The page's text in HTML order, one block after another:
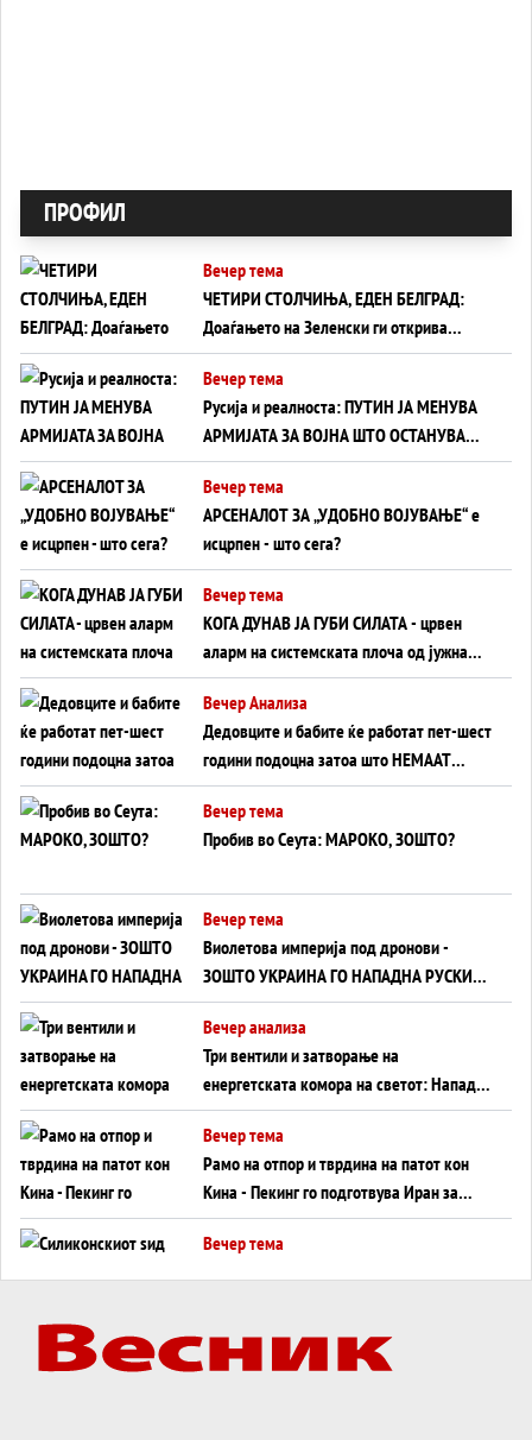
ПРОФИЛ
Вечер тема
ЧЕТИРИ СТОЛЧИЊА, ЕДЕН БЕЛГРАД:
Доаѓањето на Зеленски ги открива
тајните на политиката на балансирање
на Вучиќ
Вечер тема
Русија и реалноста: ПУТИН ЈА МЕНУВА
АРМИЈАТА ЗА ВОЈНА ШТО ОСТАНУВА
БЕЗ ФРОНТ
Вечер тема
АРСЕНАЛОТ ЗА „УДОБНО ВОЈУВАЊЕ“ е
исцрпен - што сега?
Вечер тема
КОГА ДУНАВ ЈА ГУБИ СИЛАТА - црвен
аларм на системската плоча од јужна
Германија до Црното Море...
Вечер Анализа
Дедовците и бабите ќе работат пет-шест
години подоцна затоа што НЕМААТ
ВНУЦИ ДА ГИ ЗАМЕНАТ
Вечер тема
Пробив во Сеута: МАРОКО, ЗОШТО?
Вечер тема
Виолетова империја под дронови -
ЗОШТО УКРАИНА ГО НАПАДНА РУСКИОТ
WILDBERRIES
Вечер анализа
Три вентили и затворање на
енергетската комора на светот: Нападот
во Суец најавува глобален енергетски
инфаркт?
Вечер тема
Рамо на отпор и тврдина на патот кон
Кина - Пекинг го подготвува Иран за
американска копнена инвазија
Вечер тема
Вечер тема
Трамп тврди дека повторно „разговара“